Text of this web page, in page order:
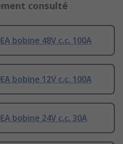
consulté
bobine 48V c.c. 100A
bobine 12V c.c. 100A
bobine 24V c.c. 30A